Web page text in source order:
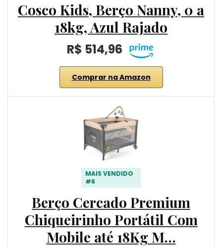
Cosco Kids, Berço Nanny, 0 a
18kg, Azul Rajado
R$ 514,96
Comprar na Amazon
MAIS VENDIDO
#6
Berço Cercado Premium
Chiqueirinho Portátil Com
Mobile até 18Kg M…